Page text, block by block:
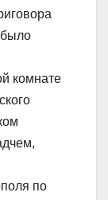
комнате
по